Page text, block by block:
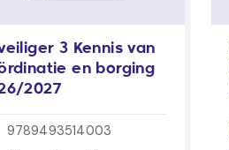
3 Kennis van
en borging
2027
9789493514003